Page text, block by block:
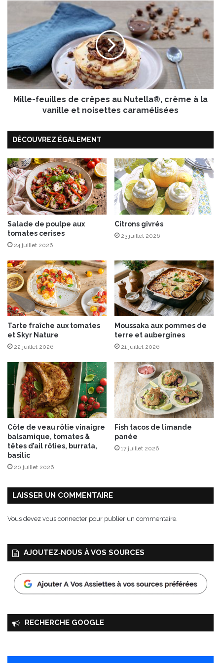
x
l
é
g
u
m
l
e
-
f
e
u
e
d
e
c
r
ê
p
e
s
a
u
u
t
e
l
l
a
®
,
c
l
a
v
a
n
e
i
m
Mille-feuilles de crêpes au Nutella®, crème à la
vanille et noisettes caramélisées
DÉCOUVREZ ÉGALEMENT
Salade de poulpe aux
tomates cerises
24 juillet 2026
Citrons givrés
23 juillet 2026
Tarte fraîche aux tomates
et Skyr Nature
22 juillet 2026
Moussaka aux pommes de
terre et aubergines
21 juillet 2026
Côte de veau rôtie vinaigre
balsamique, tomates &
têtes d’ail rôties, burrata,
basilic
20 juillet 2026
Fish tacos de limande
panée
17 juillet 2026
LAISSER UN COMMENTAIRE
Vous devez vous connecter pour publier un commentaire.
AJOUTEZ‑NOUS À VOS SOURCES
RECHERCHE GOOGLE